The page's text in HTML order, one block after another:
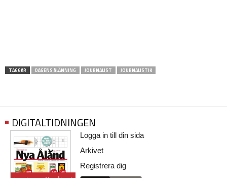
TAGGAR DAGENS ÅLÄNNING JOURNALIST JOURNALISTIK
DIGITALTIDNINGEN
Logga in till din sida
Arkivet
Registrera dig